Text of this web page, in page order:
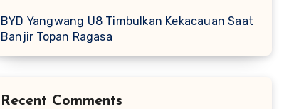
BYD Yangwang U8 Timbulkan Kekacauan Saat
Banjir Topan Ragasa
Recent Comments